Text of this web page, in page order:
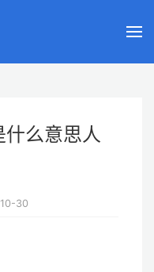
么意思人
30